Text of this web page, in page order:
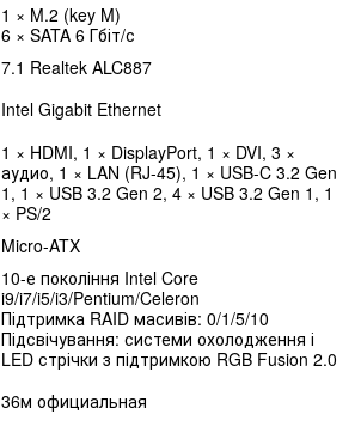
1 × M.2 (key M)
6 × SATA 6 Гбіт/с
7.1 Realtek ALC887
Intel Gigabit Ethernet
1 × HDMI, 1 × DisplayPort, 1 × DVI, 3 ×
аудио, 1 × LAN (RJ-45), 1 × USB-C 3.2 Gen
1, 1 × USB 3.2 Gen 2, 4 × USB 3.2 Gen 1, 1
× PS/2
Micro-ATX
10-е покоління Intel Core
i9/i7/i5/i3/Pentium/Celeron
Підтримка RAID масивів: 0/1/5/10
Підсвічування: системи охолодження і
LED стрічки з підтримкою RGB Fusion 2.0
36м официальная